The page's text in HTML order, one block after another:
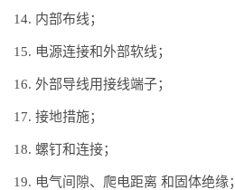
14. 内部布线；
15. 电源连接和外部软线；
16. 外部导线用接线端子；
17. 接地措施；
18. 螺钉和连接；
19. 电气间隙、爬电距离 和固体绝缘；